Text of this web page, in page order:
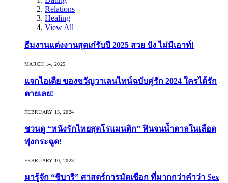
Relations
Healing
View All
ธีมงานแต่งงานสุดเก๋รับปี 2025 สวย ปัง ไม่มีเอาท์!
MARCH 14, 2025
แจกไอเดีย ของขวัญวาเลนไทน์ฉบับคู่รัก 2024 ใครได้รัก
ตายเลย!
FEBRUARY 13, 2024
ชวนดู “หนังรักไทยสุดโรแมนติก” ฟินจนน้ำตาลในเลือด
พุ่งกระฉูด!
FEBRUARY 10, 2023
มารู้จัก “ชิบาริ” ศาสตร์การมัดเชือก ที่มากกว่าคำว่า Sex